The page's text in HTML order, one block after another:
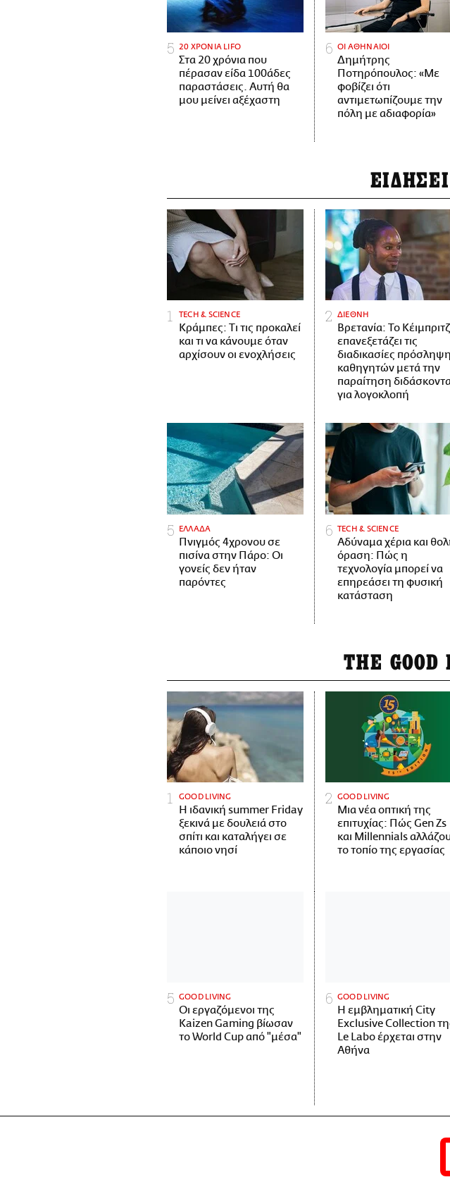
20 ΧΡΟΝΙΑ LIFO
Στα 20 χρόνια που
πέρασαν είδα 100άδες
παραστάσεις. Αυτή θα
μου μείνει αξέχαστη
ΟΙ ΑΘΗΝΑΙΟΙ
Δημήτρης
Ποτηρόπουλος: «Με
φοβίζει ότι
αντιμετωπίζουμε την
πόλη με αδιαφορία»
ΤECH & SCIENCE
Κράμπες: Τι τις προκαλεί
και τι να κάνουμε όταν
αρχίσουν οι ενοχλήσεις
ΔΙΕΘΝΗ
Βρετανία: Το Κέιμπριτζ
επανεξετάζει τις
διαδικασίες
καθηγητών μετά την
παραίτηση
για λογοκλοπή
ΕΛΛΑΔΑ
Πνιγμός 4χρονου σε
πισίνα στην Πάρο: Οι
γονείς δεν ήταν
παρόντες
ΤECH & SCIENCE
Αδύναμα χέρια και
όραση: Πώς η
τεχνολογία μπορεί να
επηρεάσει τη φυσική
κατάσταση
THE GOOD
GOOD LIVING
Η ιδανική summer Friday
ξεκινά με δουλειά στο
σπίτι και καταλήγει σε
κάποιο νησί
GOOD LIVING
Μια νέα οπτική της
επιτυχίας: Πώς Gen Zs
και Millennials
το τοπίο της εργασίας
GOOD LIVING
Οι εργαζόμενοι της
Kaizen Gaming βίωσαν
το World Cup από "μέσα"
GOOD LIVING
Η εμβληματική City
Exclusive Collection
Le Labo έρχεται στην
Αθήνα